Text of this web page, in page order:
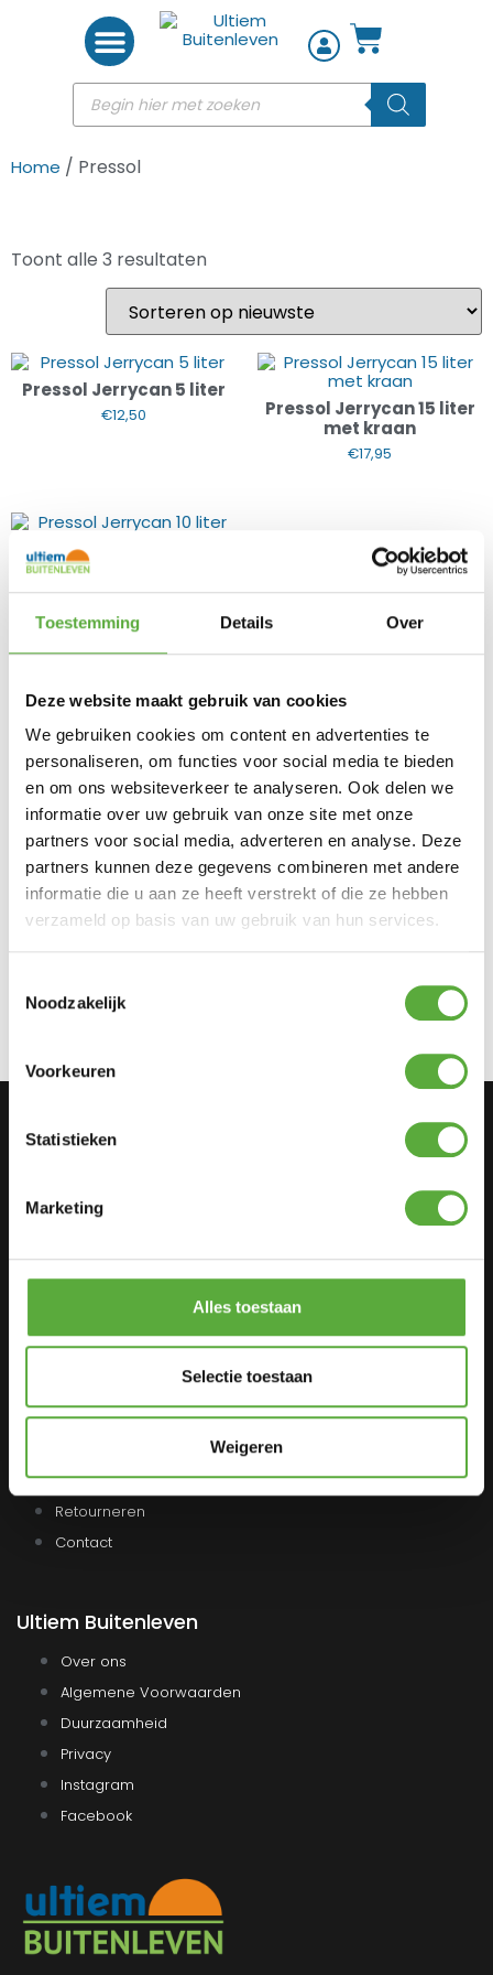
Toestemming Details Over
Deze website maakt gebruik van cookies
We gebruiken cookies om content en advertenties te
personaliseren, om functies voor social media te bieden
en om ons websiteverkeer te analyseren. Ook delen we
informatie over uw gebruik van onze site met onze
partners voor social media, adverteren en analyse. Deze
partners kunnen deze gegevens combineren met andere
informatie die u aan ze heeft verstrekt of die ze hebben
verzameld op basis van uw gebruik van hun services.
Noodzakelijk
Voorkeuren
Statistieken
Marketing
Alles toestaan
Selectie toestaan
Weigeren
Home / Pressol
Toont alle 3 resultaten
Pressol Jerrycan 5 liter
€12,50
Pressol Jerrycan 15 liter
met kraan
€17,95
Pressol Jerrycan 10 liter
met tuit
€14,95
Meld je aan voor onze nieuwsbrief
Exclusieve aanbiedingen, nieuws en advies elke maand
in jouw mailbox.
Categorieën
Kamperen
Klantenservice
Betaalmethodes
Veelgestelde vragen
Retourneren
Contact
Ultiem Buitenleven
Over ons
Algemene Voorwaarden
Duurzaamheid
Privacy
Instagram
Facebook